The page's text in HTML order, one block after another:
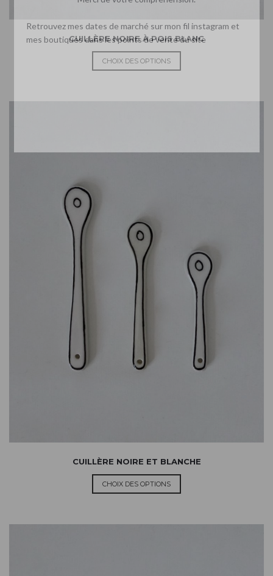
CUILLÈRE NOIRE À POIS BLANC
CHOIX DES OPTIONS
CUILLÈRE NOIRE ET BLANCHE
CHOIX DES OPTIONS
Retrouvez mes dates de marché sur mon fil instagram et
mes boutiques dans les points de vente du site